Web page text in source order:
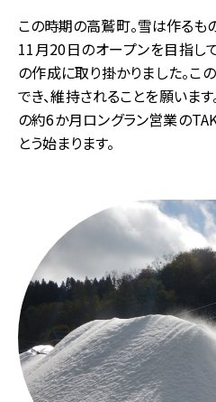
この時期の高鷲町。雪は作るも
11月20日のオープンを目指し
の作成に取り掛かりました。
でき、維持されることを願いま
の約6か月ロングラン営業の
とう始まります。